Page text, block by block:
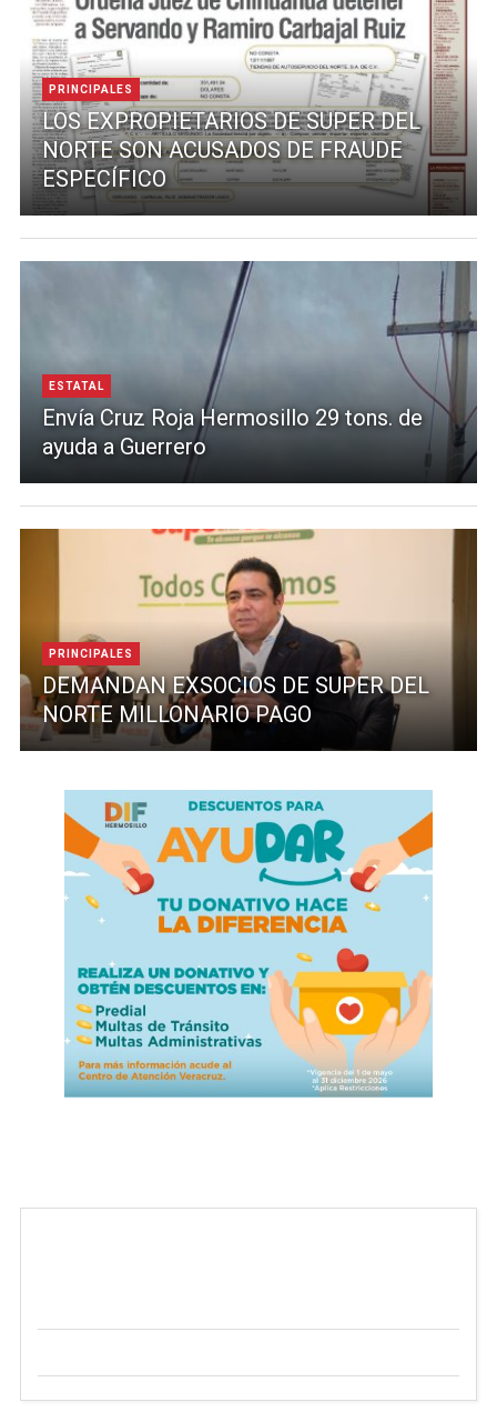
PRINCIPALES
LOS EXPROPIETARIOS DE SUPER DEL
NORTE SON ACUSADOS DE FRAUDE
ESPECÍFICO
ESTATAL
Envía Cruz Roja Hermosillo 29 tons. de
ayuda a Guerrero
PRINCIPALES
DEMANDAN EXSOCIOS DE SUPER DEL
NORTE MILLONARIO PAGO